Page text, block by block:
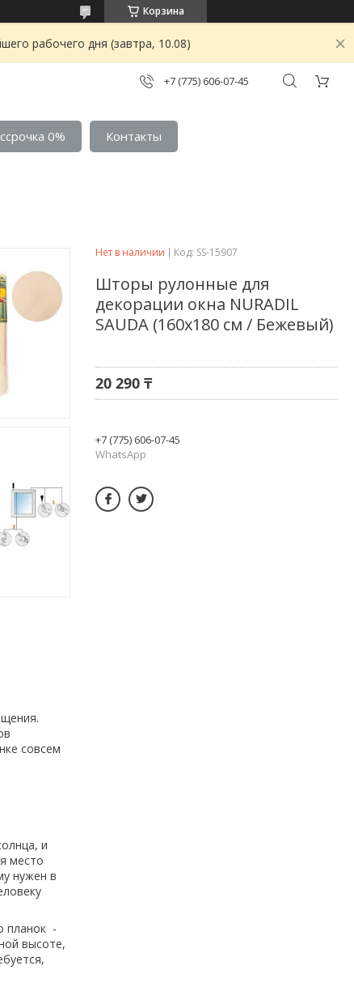
Корзина
рабочего дня (завтра, 10.08)
+7 (775) 606-07-45
0%
Контакты
совсем
и
место
нужен в
планок -
высоте,
Нет в наличии Код: SS-15907
Шторы рулонные для
декорации окна NURADIL
SAUDA (160х180 см / Бежевый)
20 290 ₸
+7 (775) 606-07-45
WhatsApp